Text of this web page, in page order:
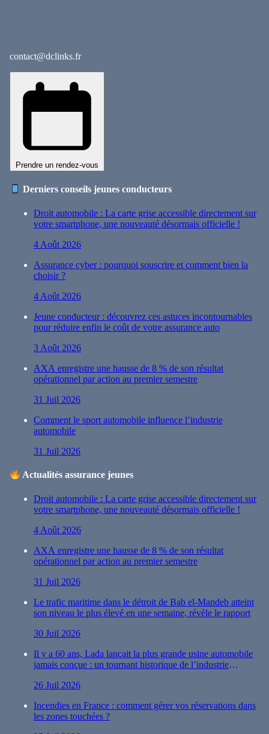
contact@dclinks.fr
Prendre un rendez-vous
Derniers conseils jeunes conducteurs
Droit automobile : La carte grise accessible directement sur
votre smartphone, une nouveauté désormais officielle !
4 Août 2026
Assurance cyber : pourquoi souscrire et comment bien la
choisir ?
4 Août 2026
Jeune conducteur : découvrez ces astuces incontournables
pour réduire enfin le coût de votre assurance auto
3 Août 2026
AXA enregistre une hausse de 8 % de son résultat
opérationnel par action au premier semestre
31 Juil 2026
Comment le sport automobile influence l’industrie
automobile
31 Juil 2026
Actualités assurance jeunes
Droit automobile : La carte grise accessible directement sur
votre smartphone, une nouveauté désormais officielle !
4 Août 2026
AXA enregistre une hausse de 8 % de son résultat
opérationnel par action au premier semestre
31 Juil 2026
Le trafic maritime dans le détroit de Bab el-Mandeb atteint
son niveau le plus élevé en une semaine, révèle le rapport
30 Juil 2026
Il y a 60 ans, Lada lançait la plus grande usine automobile
jamais conçue : un tournant historique de l’industrie
26 Juil 2026
Incendies en France : comment gérer vos réservations dans
les zones touchées ?